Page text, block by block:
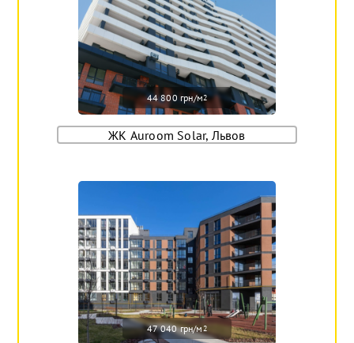
44 800 грн/м2
ЖК Auroom Solar, Львов
47 040 грн/м2